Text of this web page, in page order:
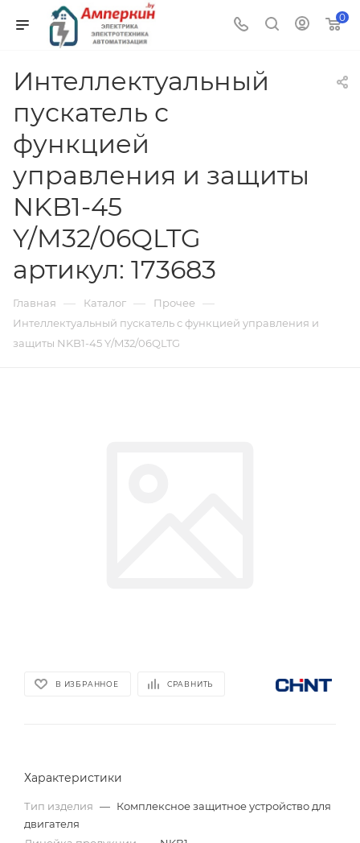
0
Интеллектуальный
пускатель с
функцией
управления и защиты
NKB1-45
Y/M32/06QLTG
артикул: 173683
Главная — Каталог — Прочее —
Интеллектуальный пускатель с функцией управления и
защиты NKB1-45 Y/M32/06QLTG
В ИЗБРАННОЕ СРАВНИТЬ
Характеристики
Тип изделия — Комплексное защитное устройство для
двигателя